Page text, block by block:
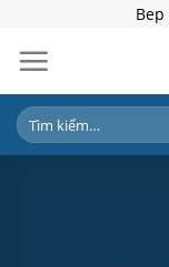
content
Bep
Tìm
kiếm: